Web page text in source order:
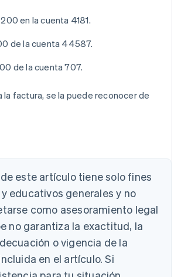
en la cuenta 4181.
de la cuenta 44587.
de la cuenta 707.
la factura, se la puede reconocer de
este artículo tiene solo fines
educativos generales y no
como asesoramiento legal
no garantiza la exactitud, la
o vigencia de la
en el artículo. Si
Deutsch English